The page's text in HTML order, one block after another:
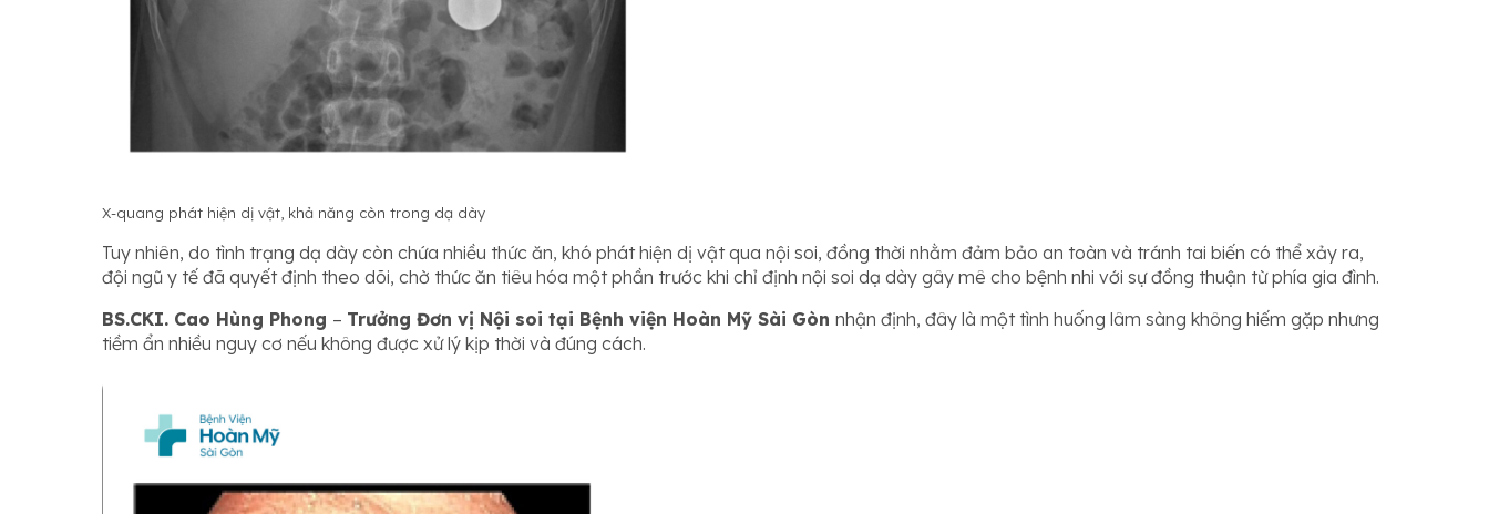
X-quang phát hiện dị vật, khả năng còn trong dạ dày
Tuy nhiên, do tình trạng dạ dày còn chứa nhiều thức ăn, khó phát hiện dị vật qua nội soi, đồng thời nhằm đảm bảo an toàn và tránh tai biến có thể xảy ra,
đội ngũ y tế đã quyết định theo dõi, chờ thức ăn tiêu hóa một phần trước khi chỉ định nội soi dạ dày gây mê cho bệnh nhi với sự đồng thuận từ phía gia đình.
BS.CKI. Cao Hùng Phong – Trưởng Đơn vị Nội soi tại Bệnh viện Hoàn Mỹ Sài Gòn nhận định, đây là một tình huống lâm sàng không hiếm gặp nhưng
tiềm ẩn nhiều nguy cơ nếu không được xử lý kịp thời và đúng cách.